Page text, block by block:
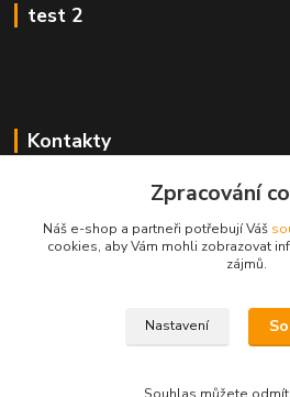
test 2
Kontakty
Zákaznická podpora
+420 222 718 046,
obchod@casopisyprovas.cz
Zpracování
Náš e-shop a partneři potřebují Váš
cookies, aby Vám mohli zobrazovat
zájmů.
Nastavení